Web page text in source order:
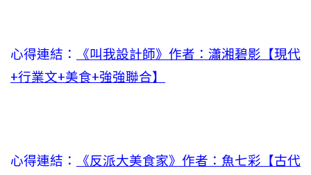
心得連結：
《叫我設計師》作者：瀟湘碧影【現代
+行業文+美食+強強聯合】
心得連結：
《反派大美食家》作者：魚七彩【古代